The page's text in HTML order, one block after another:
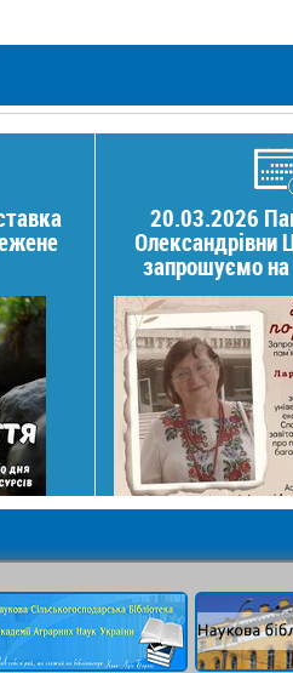
20.03.2026
Олександрівни
запрошуємо на